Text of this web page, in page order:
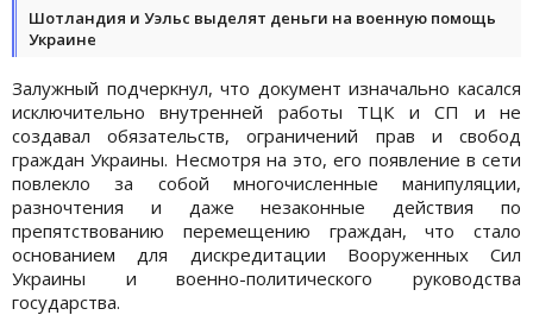
Шотландия и Уэльс выделят деньги на военную помощь
Украине
Залужный подчеркнул, что документ изначально касался
исключительно внутренней работы ТЦК и СП и не
создавал обязательств, ограничений прав и свобод
граждан Украины. Несмотря на это, его появление в сети
повлекло за собой многочисленные манипуляции,
разночтения и даже незаконные действия по
препятствованию перемещению граждан, что стало
основанием для дискредитации Вооруженных Сил
Украины и военно-политического руководства
государства.